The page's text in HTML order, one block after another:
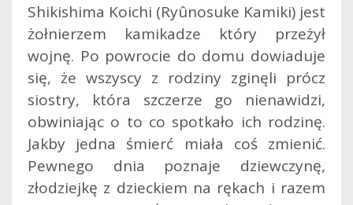
Shikishima Koichi (Ryûnosuke Kamiki) jest
żołnierzem kamikadze który przeżył
wojnę. Po powrocie do domu dowiaduje
się, że wszyscy z rodziny zginęli prócz
siostry, która szczerze go nienawidzi,
obwiniając o to co spotkało ich rodzinę.
Jakby jedna śmierć miała coś zmienić.
Pewnego dnia poznaje dziewczynę,
złodziejkę z dzieckiem na rękach i razem